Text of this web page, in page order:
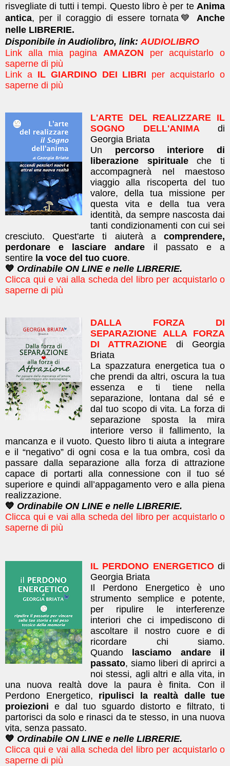
risvegliate di tutti i tempi. Questo libro è per te Anima
antica, per il coraggio di essere tornata💙 Anche
nelle LIBRERIE.
Disponibile in Audiolibro, link: AUDIOLIBRO
Link alla mia pagina AMAZON per acquistarlo o
saperne di più
Link a IL GIARDINO DEI LIBRI per acquistarlo o
saperne di più
L'ARTE DEL REALIZZARE IL
SOGNO DELL'ANIMA
di
Georgia Briata
Un percorso interiore di
liberazione spiritualeche ti
accompagnerà nel maestoso
viaggio alla riscoperta del tuo
valore, della tua missione per
questa vita e della tua vera
identità, da sempre nascosta dai
tanti condizionamenti con cui sei
cresciuto. Quest'arte ti aiuterà a comprendere,
perdonare e lasciare andare il passato e a
sentire la voce del tuo cuore.
💙 Ordinabile ON LINE e nelle LIBRERIE.
Clicca qui e vai alla scheda del libro per acquistarlo o
saperne di più
DALLA FORZA DI
SEPARAZIONE ALLA FORZA
DI ATTRAZIONE
di Georgia
Briata
La spazzatura energetica tua o
che prendi da altri, oscura la tua
essenza e ti tiene nella
separazione, lontana dal sé e
dal tuo scopo di vita. La forza di
separazione sposta la mira
interiore verso il fallimento, la
mancanza e il vuoto. Questo libro ti aiuta a integrare
e il “negativo” di ogni cosa e la tua ombra, così da
passare dalla separazione alla forza di attrazione
capace di portarti alla connessione con il tuo sé
superiore e quindi all’appagamento vero e alla piena
realizzazione.
💙 Ordinabile ON LINE e nelle LIBRERIE.
Clicca qui e vai alla scheda del libro per acquistarlo o
saperne di più
IL PERDONO ENERGETICOdi
Georgia Briata
Il Perdono Energetico è uno
strumento semplice e potente,
per ripulire le interferenze
interiori che ci impediscono di
ascoltare il nostro cuore e di
ricordare chi siamo.
Quando lasciamo andare il
passato, siamo liberi di aprirci a
noi stessi, agli altri e alla vita, in
una nuova realtà dove la paura è finita. ​Con il
Perdono Energetico, ripulisci la realtà dalle tue
proiezioni e dal tuo sguardo distorto e filtrato, ti
partorisci da solo e rinasci da te stesso, in una nuova
vita, senza passato.
💙 Ordinabile ON LINE e nelle LIBRERIE.
Clicca qui e vai alla scheda del libro per acquistarlo o
saperne di più